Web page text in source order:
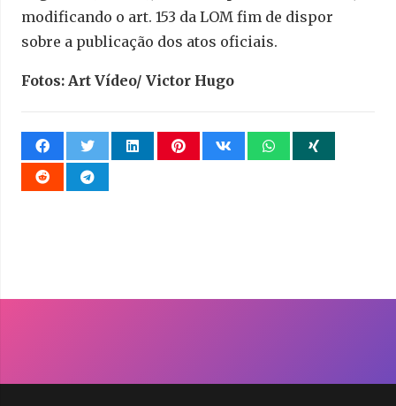
modificando o art. 153 da LOM fim de dispor
sobre a publicação dos atos oficiais.
Fotos: Art Vídeo/ Victor Hugo